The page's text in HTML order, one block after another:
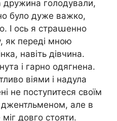
дружина голодували,
було дуже важко,
І ось я страաенно
як переді мною
навіть дівчина.
і гарно одягнена.
віями і надула
не поступитеся своїм
але в
міг довго стояти.